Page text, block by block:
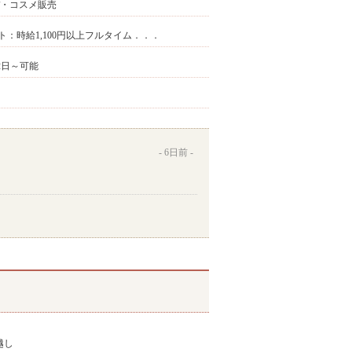
・コスメ販売
：時給1,100円以上フルタイム．．．
～可能
6日前
し